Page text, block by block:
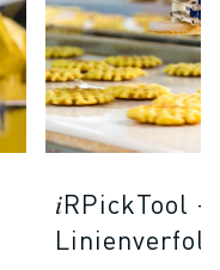
𝑖RPickTool